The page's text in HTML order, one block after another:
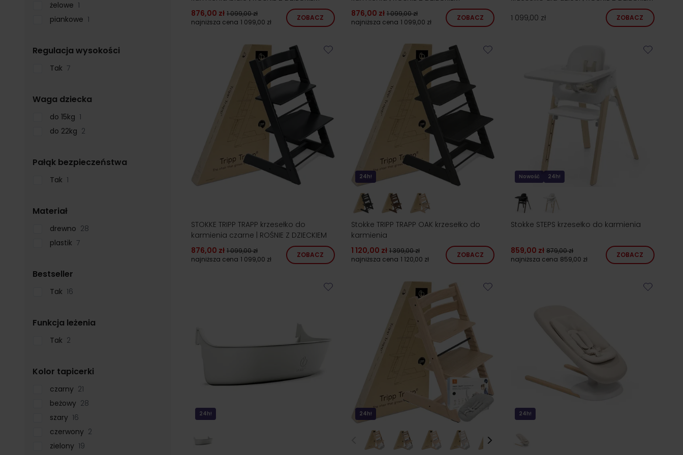
żelowe 1
piankowe 1
Regulacja wysokości
Tak 7
Waga dziecka
do 15kg 1
do 22kg 2
Pałąk bezpieczeństwa
Tak 1
Materiałfilter
drewno 28
plastik 7
Bestseller
Tak 16
Funkcja leżenia
Tak 2
Kolor tapicerki
czarny 21
beżowy 28
szary 16
czerwony 2
zielony 19
876,00 zł 1 099,00 zł
najniższa cena 1 099,00 zł
ZOBACZ
876,00 zł 1 099,00 zł
najniższa cena 1 099,00 zł
ZOBACZ
1 099,00 zł
ZOBACZ
STOKKE TRIPP TRAPP krzesełko do
karmienia czarne | ROŚNIE Z DZIECKIEM
876,00 zł 1 099,00 zł
najniższa cena 1 099,00 zł
ZOBACZ
24h!
Stokke TRIPP TRAPP OAK krzesełko do
karmienia
1 120,00 zł 1 399,00 zł
najniższa cena 1 120,00 zł
ZOBACZ
Nowość 24h!
Stokke STEPS krzesełko do karmienia
859,00 zł 879,00 zł
najniższa cena 859,00 zł
ZOBACZ
24h! 24h! 24h!